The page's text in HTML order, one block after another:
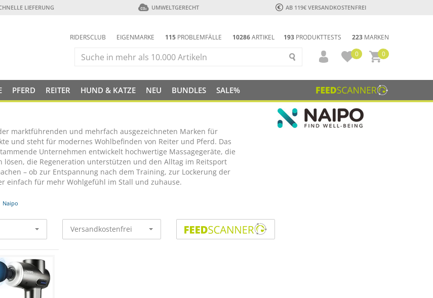
LIEFERUNG UMWELTGERECHT AB 119€ VERSANDKOSTENFREI
193 PRODUKTTESTS 223 MARKEN
RIDERSCLUB EIGENMARKE 115 PROBLEMFÄLLE 10286ARTIKEL
0
0
PFERD REITER HUND & KATZE NEU BUNDLES SALE%
marktführenden und mehrfach ausgezeichneten Marken für
und steht für modernes Wohlbefinden von Reiter und Pferd. Das
Unternehmen entwickelt hochwertige Massagegeräte, die
lösen, die Regeneration unterstützen und den Alltag im Reitsport
– ob zur Entspannung nach dem Training, zur Lockerung der
einfach für mehr Wohlgefühl im Stall und zuhause.
Naipo
Versandkostenfrei